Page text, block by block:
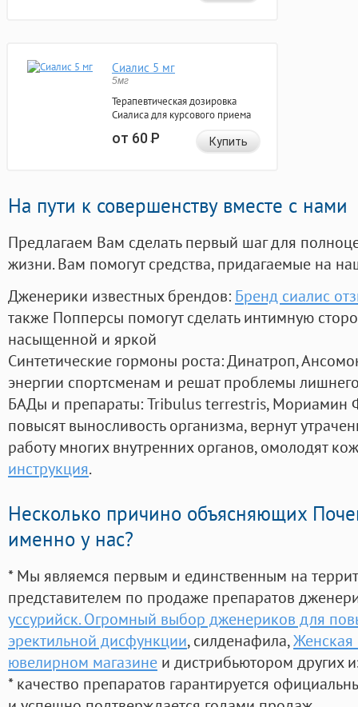
Сиалис 5 мг
5мг
Терапевтическая дозировка
Сиалиса для курсового приема
от 60Р Купить
На пути к совершенству вместе с нами
Предлагаем Вам сделать первый шаг для
жизни. Вам помогут средства, придагаемые на
Дженерики известных брендов: Бренд сиалис
также Попперсы помогут сделать интимную
насыщенной и яркой
Синтетические гормоны роста: Динатроп,
энергии спортсменам и решат проблемы
БАДы и препараты:Tribulus terrestris, Мориамин
повысят выносливость организма, вернут
работу многих внутренних органов, омолодят
инструкция.
Несколько причино объясняющих
именно у нас?
* Мы являемся первым и единственным на
представителем по продаже препаратов
уссурийск. Огромный выбор дженериков для
эректильной дисфункции, силденафила,Женская
ювелирном магазине и дистрибьютором других
* качество препаратов гарантируется